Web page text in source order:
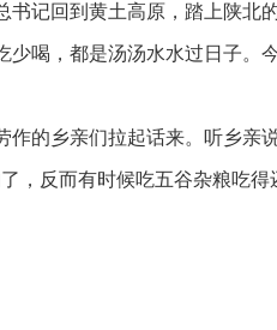
记回到黄土高原，踏上陕北的
喝，都是汤汤水水过日子。
作的乡亲们拉起话来。听乡亲
，反而有时候吃五谷杂粮吃得